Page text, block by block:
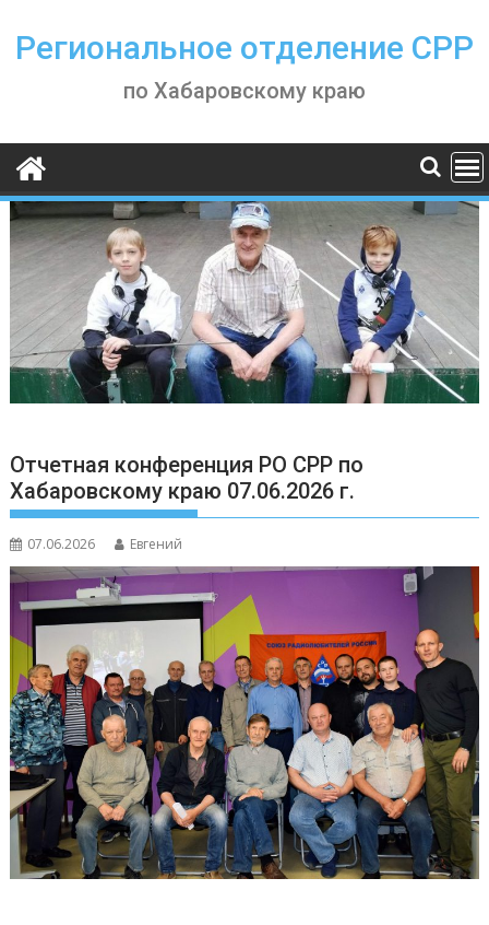
content
Региональное отделение СРР
по Хабаровскому краю
Отчетная конференция РО СРР по
Хабаровскому краю 07.06.2026 г.
07.06.2026 Евгений